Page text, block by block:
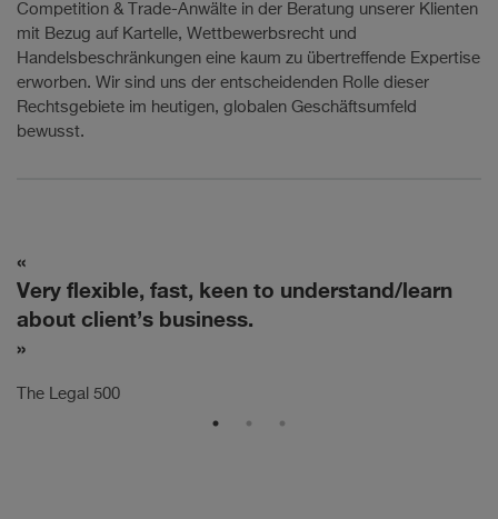
Competition & Trade-Anwälte in der Beratung unserer Klienten
mit Bezug auf Kartelle, Wettbewerbsrecht und
Handelsbeschränkungen eine kaum zu übertreffende Expertise
erworben. Wir sind uns der entscheidenden Rolle dieser
Rechtsgebiete im heutigen, globalen Geschäftsumfeld
bewusst.
Very flexible, fast, keen to understand/learn
about client’s business.
The Legal 500